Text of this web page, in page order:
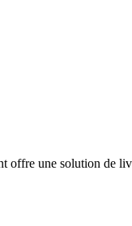
une solution de